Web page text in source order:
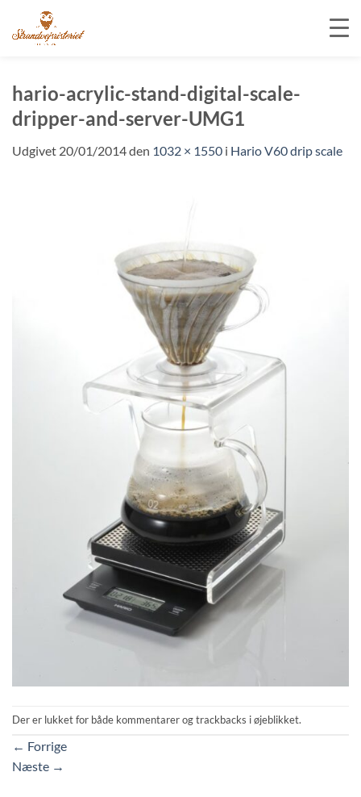
indhold
hario-acrylic-stand-digital-scale-
dripper-and-server-UMG1
Udgivet 20/01/2014den 1032 × 1550 i Hario V60 drip scale
Der er lukket for både kommentarer og trackbacks i øjeblikket.
← Forrige
Næste →